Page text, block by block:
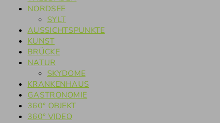
NORDSEE
SYLT
AUSSICHTSPUNKTE
KUNST
BRÜCKE
NATUR
SKYDOME
KRANKENHAUS
GASTRONOMIE
360° OBJEKT
360° VIDEO